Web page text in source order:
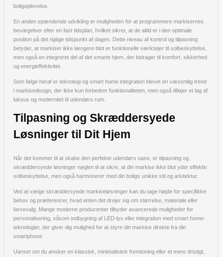
boligoplevelse.
En anden spændende udvikling er muligheden for at programmere markisernes
bevægelser efter en fast tidsplan, hvilket sikrer, at de altid er i den optimale
position på det rigtige tidspunkt af dagen. Dette niveau af kontrol og tilpasning
betyder, at markiser ikke længere blot er funktionelle værktøjer til solbeskyttelse,
men også en integreret del af det smarte hjem, der bidrager til komfort, sikkerhed
og energieffektivitet.
Som følge heraf er teknologi og smart home integration blevet en væsentlig trend
i markisedesign, der ikke kun forbedrer funktionaliteten, men også tilføjer et lag af
luksus og modernitet til udendørs rum.
Tilpasning og Skræddersyede
Løsninger til Dit Hjem
Når det kommer til at skabe den perfekte udendørs oase, er tilpasning og
skræddersyede løsninger nøglen til at sikre, at din markise ikke blot yder effektiv
solbeskyttelse, men også harmonerer med din boligs unikke stil og arkitektur.
Ved at vælge skræddersyede markiseløsninger kan du tage højde for specifikke
behov og præferencer, hvad enten det drejer sig om størrelse, materiale eller
farvevalg. Mange moderne producenter tilbyder avancerede muligheder for
personalisering, såsom indbygning af LED-lys eller integration med smart home-
teknologier, der giver dig mulighed for at styre din markise direkte fra din
smartphone.
Uanset om du ønsker en klassisk, minimalistisk fremtoning eller et mere dristigt,